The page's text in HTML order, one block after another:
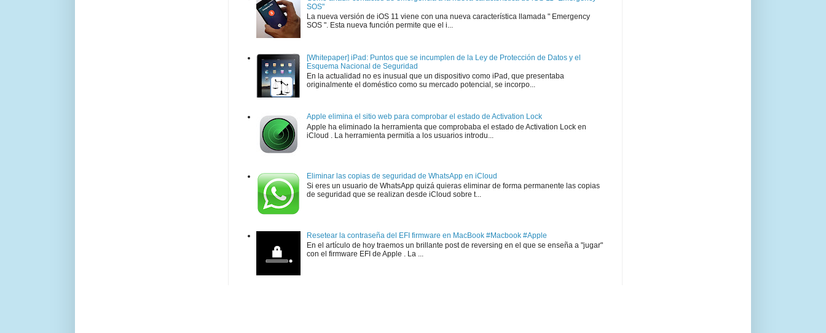
SOS"
La nueva versión de iOS 11 viene con una nueva característica llamada " Emergency
SOS ". Esta nueva función permite que el i...
[Whitepaper] iPad: Puntos que se incumplen de la Ley de Protección de Datos y el
Esquema Nacional de Seguridad
En la actualidad no es inusual que un dispositivo como iPad, que presentaba
originalmente el doméstico como su mercado potencial, se incorpo...
Apple elimina el sitio web para comprobar el estado de Activation Lock
Apple ha eliminado la herramienta que comprobaba el estado de Activation Lock en
iCloud . La herramienta permitía a los usuarios introdu...
Eliminar las copias de seguridad de WhatsApp en iCloud
Si eres un usuario de WhatsApp quizá quieras eliminar de forma permanente las copias
de seguridad que se realizan desde iCloud sobre t...
Resetear la contraseña del EFI firmware en MacBook #Macbook #Apple
En el artículo de hoy traemos un brillante post de reversing en el que se enseña a "jugar"
con el firmware EFI de Apple . La ...